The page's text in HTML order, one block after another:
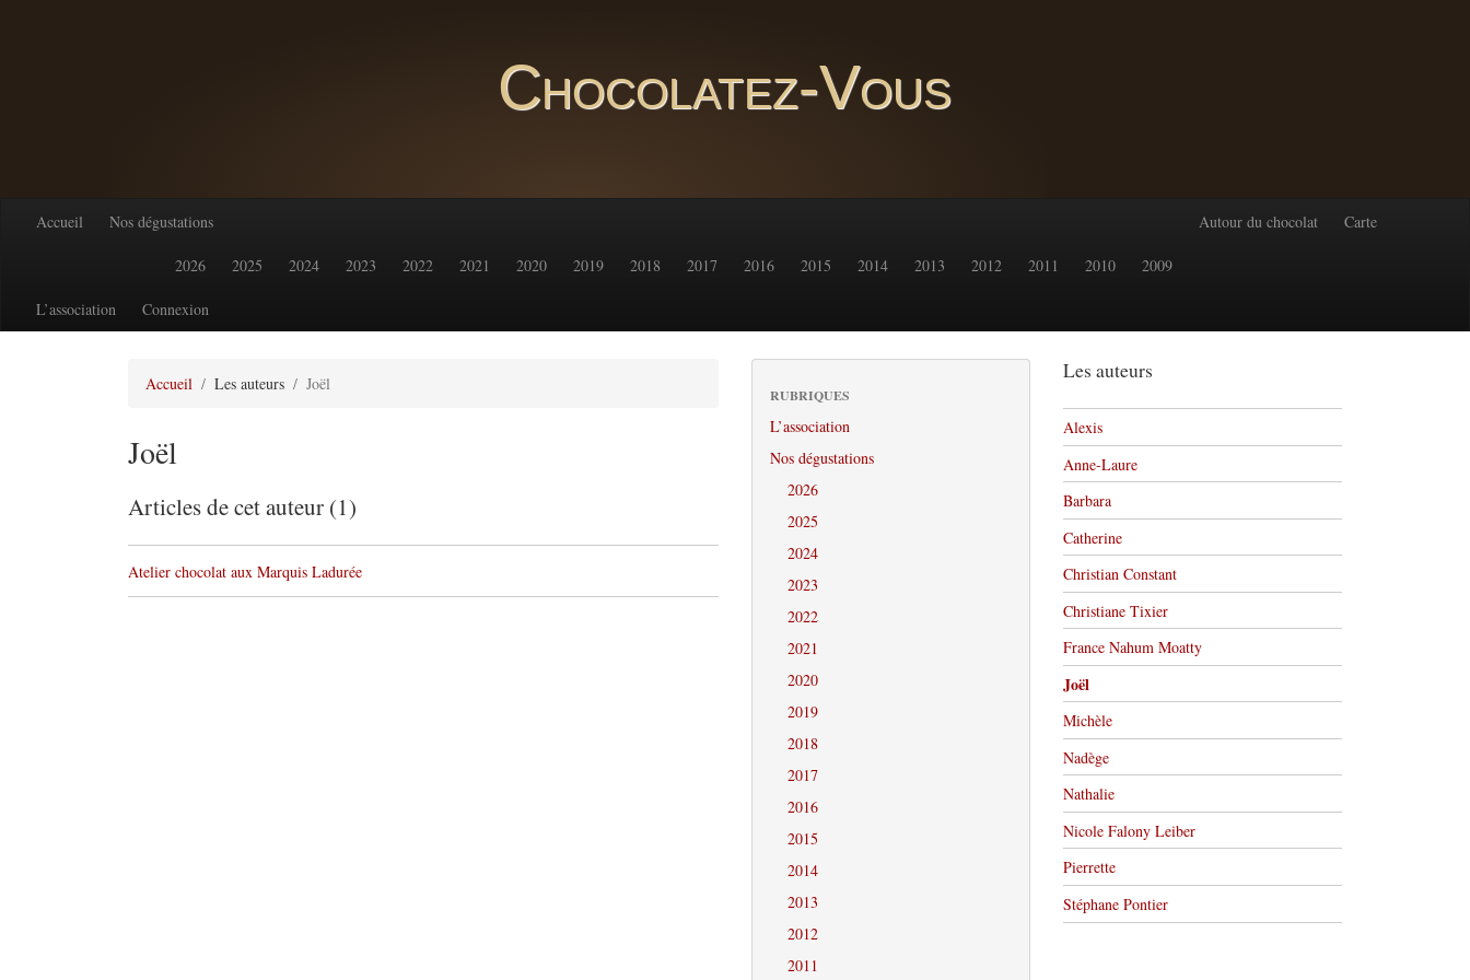
Chocolatez-Vous
Accueil Nos dégustations
2026 2025 2024 2023 2022 2021 2020 2019 2018 2017 2016 2015 2014 2013 2012 2011 2010 2009
Autour du chocolat Carte
L’association Connexion
Accueil Les auteurs Joël
Joël
Articles de cet auteur (1)
Atelier chocolat aux Marquis Ladurée
RUBRIQUES
L’association
Nos dégustations
2026
2025
2024
2023
2022
2021
2020
2019
2018
2017
2016
2015
2014
2013
2012
2011
Les auteurs
Alexis
Anne-Laure
Barbara
Catherine
Christian Constant
Christiane Tixier
France Nahum Moatty
Joël
Michèle
Nadège
Nathalie
Nicole Falony Leiber
Pierrette
Stéphane Pontier